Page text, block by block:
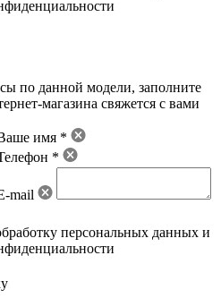
по данной модели, заполните
магазина свяжется с вами
имя *
*
mail
персональных данных и